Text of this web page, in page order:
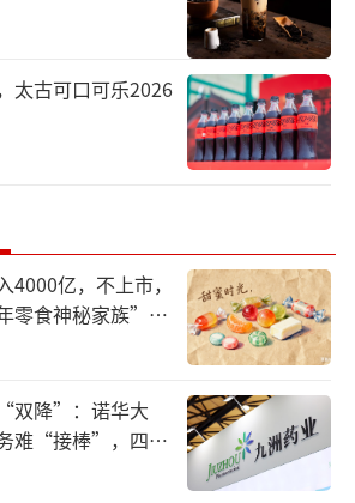
药零售的“风向标”，北京市
终领跑全国。近年来，政策层
，包括市场监管部门推动单体
系等，以及市场层面的压力
才缺口、租金及人工成本年均
形成叠加，让大量单体药店陷
”的困境。
过去三年北京单体药店数量减
区域甚至出现“一夜消失”的
单体店中，超60%面临“采购
力弱、客户信任度低”的三重
太古可口可乐2026
4000亿，不上市，
零食神秘家族”浮
双降”：诺华大
难“接棒”，四大